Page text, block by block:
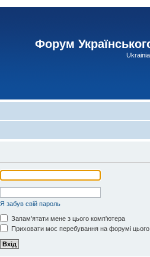
Форум
Я забув свій пароль
Запам'ятати мене з цього комп'ютера
Приховати моє перебування на форумі